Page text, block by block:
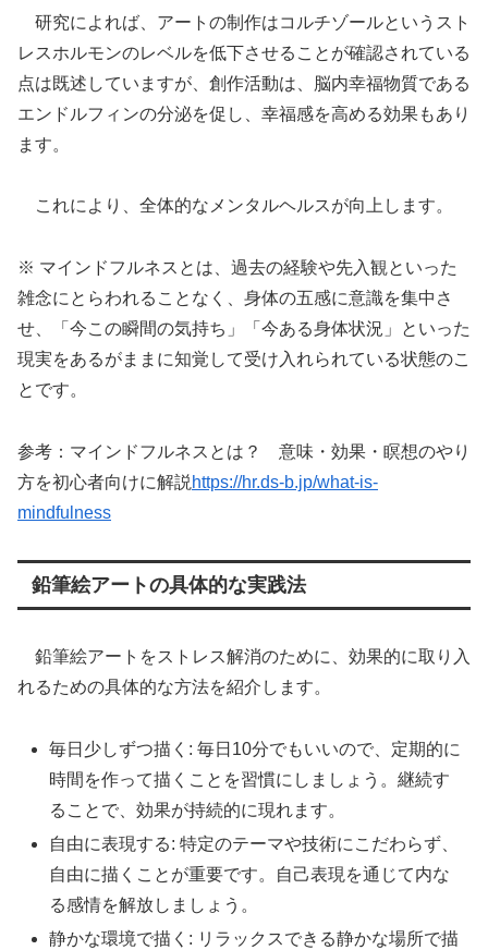
研究によれば、アートの制作はコルチゾールというスト
レスホルモンのレベルを低下させることが確認されている
点は既述していますが、創作活動は、脳内幸福物質である
エンドルフィンの分泌を促し、幸福感を高める効果もあり
ます。
これにより、全体的なメンタルヘルスが向上します。
※ マインドフルネスとは、過去の経験や先入観といった
雑念にとらわれることなく、身体の五感に意識を集中さ
せ、「今この瞬間の気持ち」「今ある身体状況」といった
現実をあるがままに知覚して受け入れられている状態のこ
とです。
参考：マインドフルネスとは？ 意味・効果・瞑想のやり
方を初心者向けに解説 https://hr.ds-b.jp/what-is-
mindfulness
鉛筆絵アートの具体的な実践法
鉛筆絵アートをストレス解消のために、効果的に取り入
れるための具体的な方法を紹介します。
毎日少しずつ描く: 毎日10分でもいいので、定期的に
時間を作って描くことを習慣にしましょう。継続す
ることで、効果が持続的に現れます。
自由に表現する: 特定のテーマや技術にこだわらず、
自由に描くことが重要です。自己表現を通じて内な
る感情を解放しましょう。
静かな環境で描く: リラックスできる静かな場所で描